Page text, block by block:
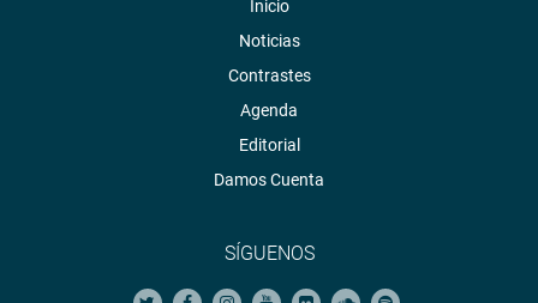
Inicio
Noticias
Contrastes
Agenda
Editorial
Damos Cuenta
SÍGUENOS